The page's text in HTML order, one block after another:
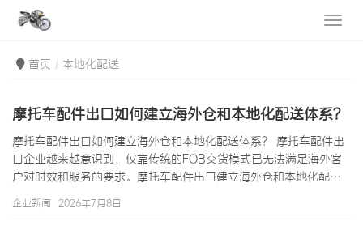
首页 本地化配送
摩托车配件出口如何建立海外仓和本地化配送体系？
摩托车配件出口如何建立海外仓和本地化配送体系？ 摩托车配件出
口企业越来越意识到，仅靠传统的FOB交货模式已无法满足海外客
户对时效和服务的要求。摩托车配件出口建立海外仓和本地化配送
海外仓，摩托车配件出口企业可以实现本地发货、快速配送、降低
企业新闻 2026年7月8日